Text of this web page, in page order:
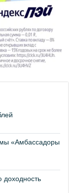
«Амбассадоры
доходность